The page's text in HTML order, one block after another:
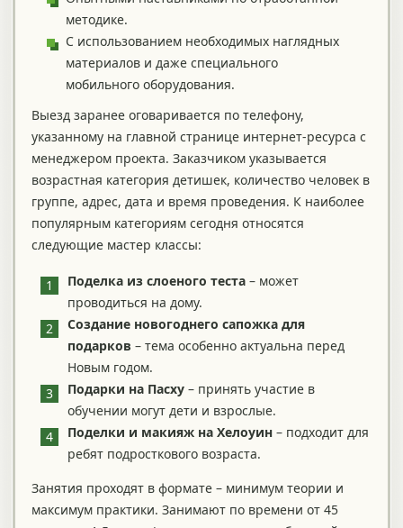
методике.
С использованием необходимых наглядных
материалов и даже специального
мобильного оборудования.
Выезд заранее оговаривается по телефону,
указанному на главной странице интернет-ресурса с
менеджером проекта. Заказчиком указывается
возрастная категория детишек, количество человек в
группе, адрес, дата и время проведения. К наиболее
популярным категориям сегодня относятся
следующие мастер классы:
Поделка из слоеного теста – может
проводиться на дому.
Создание новогоднего сапожка для
подарков – тема особенно актуальна перед
Новым годом.
Подарки на Пасху – принять участие в
обучении могут дети и взрослые.
Поделки и макияж на Хелоуин – подходит для
ребят подросткового возраста.
Занятия проходят в формате – минимум теории и
максимум практики. Занимают по времени от 45